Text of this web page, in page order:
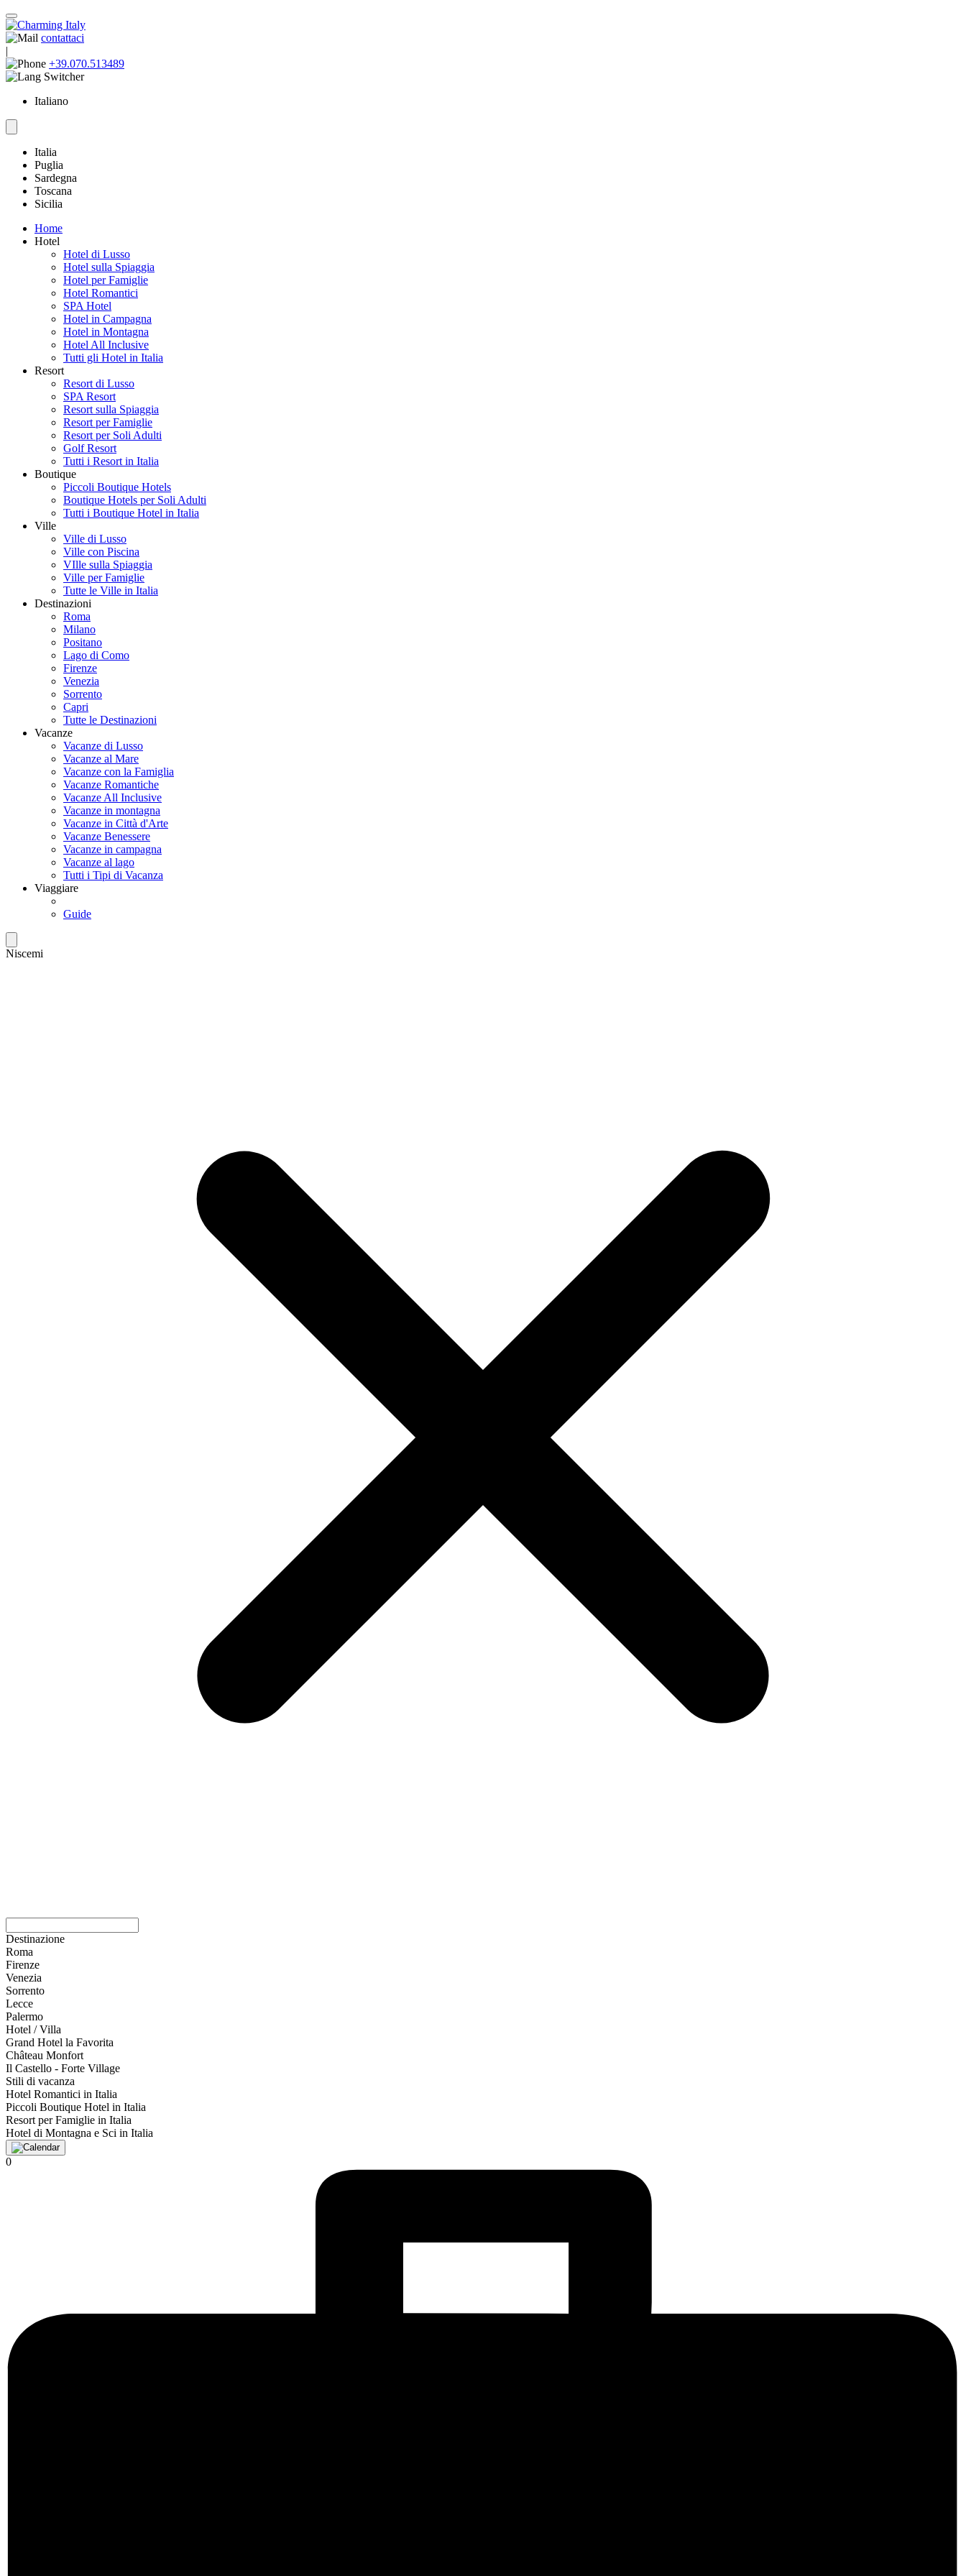
contattaci
|
+39.070.513489
Italiano
Italia
Puglia
Sardegna
Toscana
Sicilia
Home
Hotel
Hotel di Lusso
Hotel sulla Spiaggia
Hotel per Famiglie
Hotel Romantici
SPA Hotel
Hotel in Campagna
Hotel in Montagna
Hotel All Inclusive
Tutti gli Hotel in Italia
Resort
Resort di Lusso
SPA Resort
Resort sulla Spiaggia
Resort per Famiglie
Resort per Soli Adulti
Golf Resort
Tutti i Resort in Italia
Boutique
Piccoli Boutique Hotels
Boutique Hotels per Soli Adulti
Tutti i Boutique Hotel in Italia
Ville
Ville di Lusso
Ville con Piscina
VIlle sulla Spiaggia
Ville per Famiglie
Tutte le Ville in Italia
Destinazioni
Roma
Milano
Positano
Lago di Como
Firenze
Venezia
Sorrento
Capri
Tutte le Destinazioni
Vacanze
Vacanze di Lusso
Vacanze al Mare
Vacanze con la Famiglia
Vacanze Romantiche
Vacanze All Inclusive
Vacanze in montagna
Vacanze in Città d'Arte
Vacanze Benessere
Vacanze in campagna
Vacanze al lago
Tutti i Tipi di Vacanza
Viaggiare
Guide
Niscemi
Destinazione
Roma
Firenze
Venezia
Sorrento
Lecce
Palermo
Hotel / Villa
Grand Hotel la Favorita
Château Monfort
Il Castello - Forte Village
Stili di vacanza
Hotel Romantici in Italia
Piccoli Boutique Hotel in Italia
Resort per Famiglie in Italia
Hotel di Montagna e Sci in Italia
0